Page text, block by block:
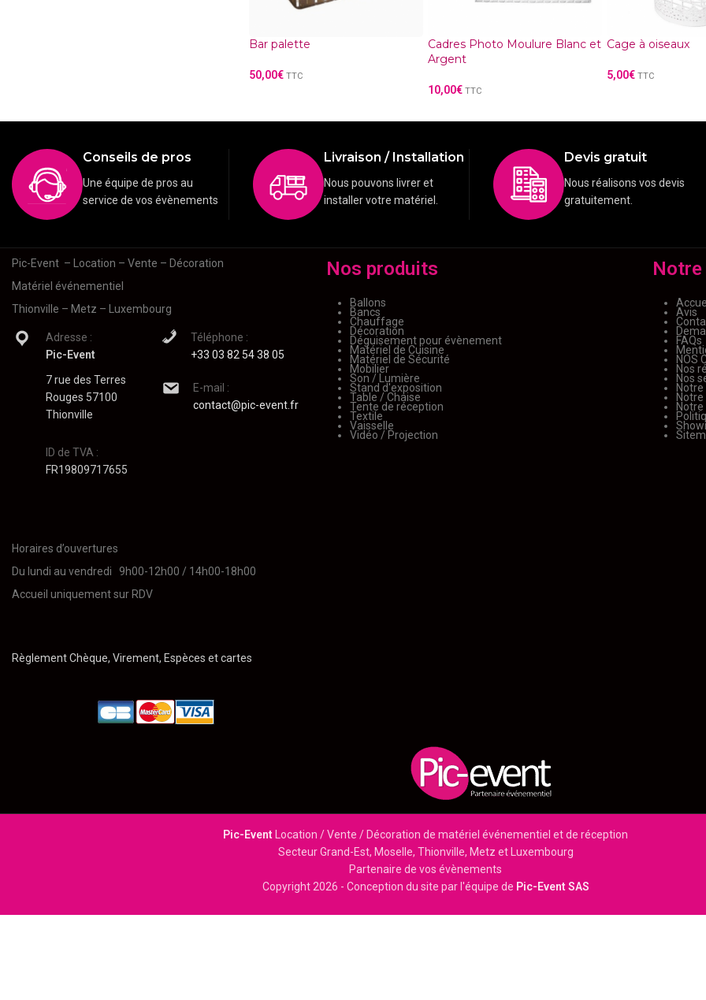
Bar palette
50,00€ TTC
Cadres Photo Moulure Blanc et
Argent
10,00€ TTC
Cage à oiseaux
5,00€ TTC
Conseils de pros
Une équipe de pros au
service de vos évènements
Livraison / Installation
Nous pouvons livrer et
installer votre matériel.
Devis gratuit
Nous réalisons vos devis
gratuitement.
Pic-Event – Location – Vente – Décoration
Matériel événementiel
Thionville – Metz – Luxembourg
Adresse :
Pic-Event
7 rue des Terres
Rouges 57100
Thionville
ID de TVA :
FR19809717655
Téléphone :
+33 03 82 54 38 05
E-mail :
contact@pic-event.fr
Horaires d’ouvertures
Du lundi au vendredi 9h00-12h00 / 14h00-18h00
Accueil uniquement sur RDV
Règlement Chèque, Virement, Espèces et cartes
Nos produits
Ballons
Bancs
Chauffage
Décoration
Déguisement pour évènement
Matériel de Cuisine
Matériel de Sécurité
Mobilier
Son / Lumière
Stand d'exposition
Table / Chaise
Tente de réception
Textile
Vaisselle
Vidéo / Projection
Avis
FAQs
NOS
Nos
Nos
Notre
Notre
Notre
Pic-EventLocation / Vente / Décoration de matériel événementiel et de réception
Secteur Grand-Est, Moselle, Thionville, Metz et Luxembourg
Partenaire de vos évènements
Copyright 2026 - Conception du site par l'équipe de Pic-Event SAS